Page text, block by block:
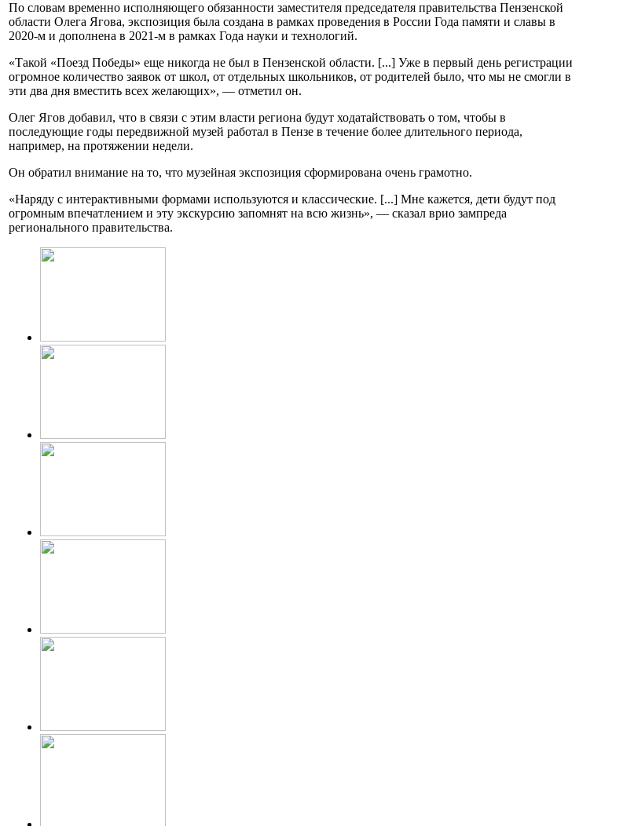
По словам временно исполняющего обязанности заместителя председателя правительства Пензенской
области Олега Ягова, экспозиция была создана в рамках проведения в России Года памяти и славы в
2020-м и дополнена в 2021-м в рамках Года науки и технологий.
«Такой «Поезд Победы» еще никогда не был в Пензенской области. [...] Уже в первый день регистрации
огромное количество заявок от школ, от отдельных школьников, от родителей было, что мы не смогли в
эти два дня вместить всех желающих», — отметил он.
Олег Ягов добавил, что в связи с этим власти региона будут ходатайствовать о том, чтобы в
последующие годы передвижной музей работал в Пензе в течение более длительного периода,
например, на протяжении недели.
Он обратил внимание на то, что музейная экспозиция сформирована очень грамотно.
«Наряду с интерактивными формами используются и классические. [...] Мне кажется, дети будут под
огромным впечатлением и эту экскурсию запомнят на всю жизнь», — сказал врио зампреда
регионального правительства.